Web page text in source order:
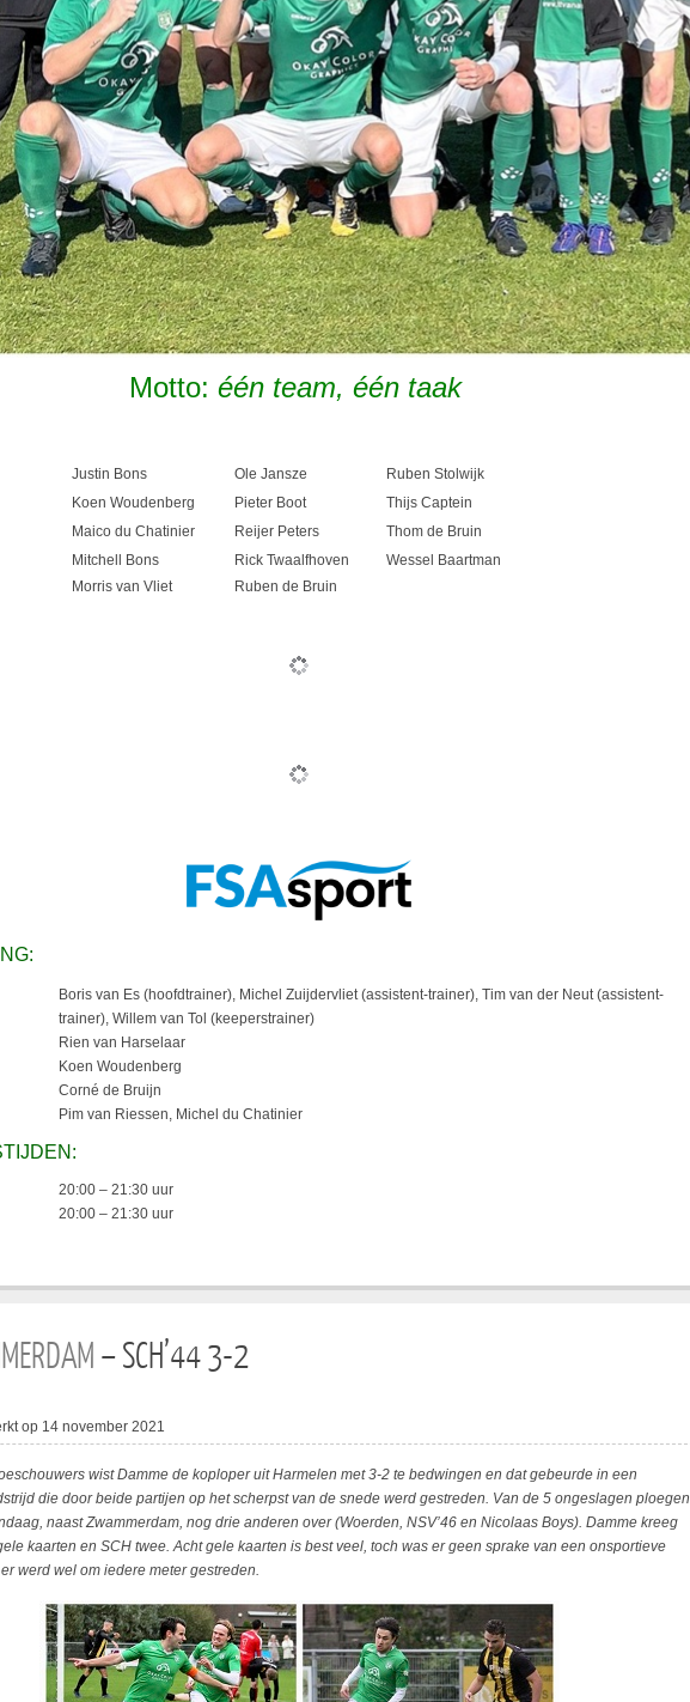
Motto: één team, één taak
Justin Bons Ole Jansze
Ruben Stolwijk
Koen Woudenberg Pieter Boot
Thijs Captein
Maico du Chatinier Reijer Peters
Thom de Bruin
Mitchell Bons Rick Twaalfhoven
Wessel Baartman
Morris van Vliet Ruben de Bruin
Boris van Es (hoofdtrainer), Michel Zuijdervliet (assistent-trainer), Tim van der Neut (assistent-
trainer), Willem van Tol (keeperstrainer)
Rien van Harselaar
Koen Woudenberg
Corné de Bruijn
Pim van Riessen, Michel du Chatinier
20:00 – 21:30 uur
20:00 – 21:30 uur
– SCH’44 3-2
op 14 november 2021
wist Damme de koploper uit Harmelen met 3-2 te bedwingen en dat gebeurde in een
die door beide partijen op het scherpst van de snede werd gestreden. Van de 5 ongeslagen ploegen
naast Zwammerdam, nog drie anderen over (Woerden, NSV’46 en Nicolaas Boys). Damme kreeg
kaarten en SCH twee. Acht gele kaarten is best veel, toch was er geen sprake van een onsportieve
werd wel om iedere meter gestreden.